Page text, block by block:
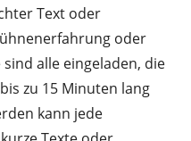
Text oder
oder
alle eingeladen, die
zu 15 Minuten lang
kann jede